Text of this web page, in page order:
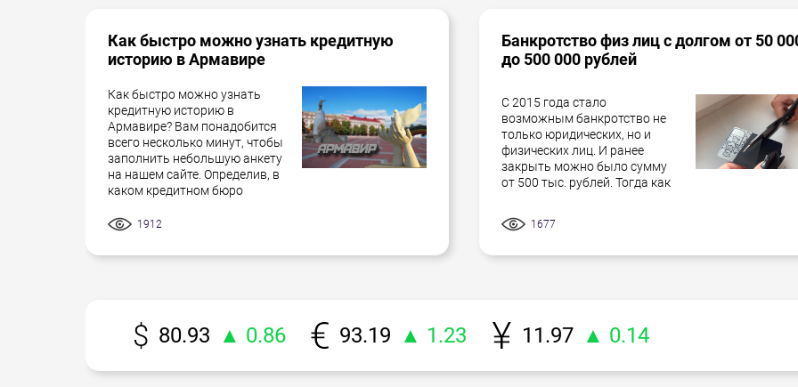
Как быстро можно узнать кредитную
историю в Армавире
Как быстро можно узнать
кредитную историю в
Армавире? Вам понадобится
всего несколько минут, чтобы
заполнить небольшую анкету
на нашем сайте. Определив, в
каком кредитном бюро
1912
Банкротство физ лиц с долгом от 50
до 500 000 рублей
С 2015 года стало
возможным банкротство не
только юридических, но и
физических лиц. И ранее
закрыть можно было сумму
от 500 тыс. рублей. Тогда как
1677
80.93 ▲ 0.86 93.19 ▲ 1.23 11.97 ▲ 0.14